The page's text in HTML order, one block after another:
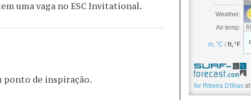
uma vaga no ESC Invitational.
ponto de inspiração.
for Ribeira D'ilhas at